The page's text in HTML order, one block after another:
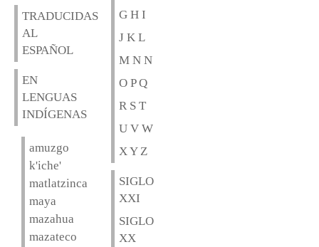
TRADUCIDAS
AL
ESPAÑOL
EN
LENGUAS
INDÍGENAS
amuzgo
k'iche'
matlatzinca
maya
mazahua
mazateco
G H I
J K L
M N N
O P Q
R S T
U V W
X Y Z
SIGLO
XXI
SIGLO
XX